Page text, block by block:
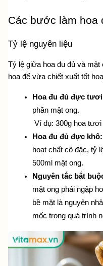
Các bước làm hoa
Tỷ lệ nguyên liệu
Tỷ lệ giữa hoa đu đủ và
hoa để vừa chiết xuất tốt
Hoa đu đủ đực
phần mật ong.
Ví dụ: 300g hoa
Hoa đu đủ đực khô:
hoạt chất cô đặc, tỷ
500ml mật ong.
Nguyên tắc bắt
mật ong phải ngập
bề mặt là nguyên
mốc trong quá trình